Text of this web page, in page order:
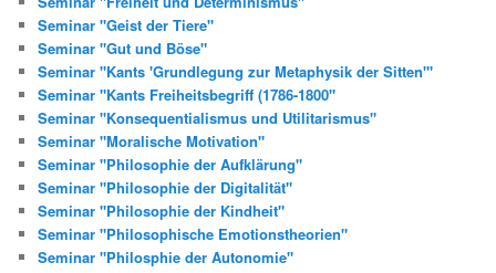
Seminar "Geist der Tiere"
Seminar "Gut und Böse"
Seminar "Kants 'Grundlegung zur Metaphysik der Sitten'"
Seminar "Kants Freiheitsbegriff (1786-1800"
Seminar "Konsequentialismus und Utilitarismus"
Seminar "Moralische Motivation"
Seminar "Philosophie der Aufklärung"
Seminar "Philosophie der Digitalität"
Seminar "Philosophie der Kindheit"
Seminar "Philosophische Emotionstheorien"
Seminar "Philosphie der Autonomie"